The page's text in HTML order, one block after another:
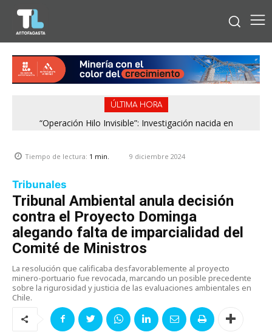
ÚLTIMA HORA
“Operación Hilo Invisible”: Investigación nacida en
Tiempo de lectura: 1 min. 9 diciembre 2024
Tribunales
Tribunal Ambiental anula decisión
contra el Proyecto Dominga
alegando falta de imparcialidad del
Comité de Ministros
La resolución que calificaba desfavorablemente al proyecto
minero-portuario fue revocada, marcando un posible precedente
sobre la rigurosidad y justicia de las evaluaciones ambientales en
Chile.